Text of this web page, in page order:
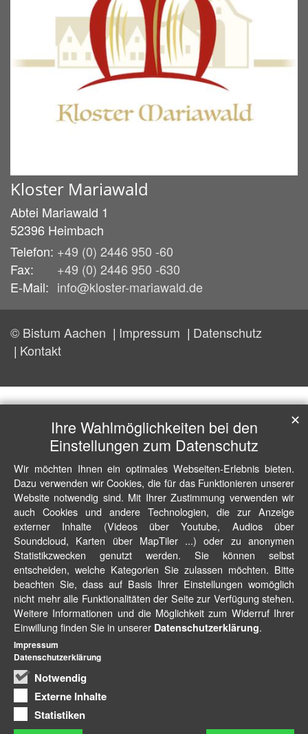
Kloster Mariawald
Abtei Mariawald 1
52396 Heimbach
Telefon: +49 (0) 2446 950 -60
Fax:
+49 (0) 2446 950 -630
E-Mail: info@kloster-mariawald.de
© Bistum Aachen Impressum
Datenschutz
Kontakt
Ihre Wahlmöglichkeiten bei den
Einstellungen zum Datenschutz
Wir möchten Ihnen ein optimales Webseiten-Erlebnis bieten.
Dazu verwenden wir Cookies, die für das Funktionieren unserer
Website notwendig sind. Mit Ihrer Zustimmung verwenden wir
auch Cookies und andere Technologien, die zur Anzeige
externer Inhalte (Videos über Youtube, Audios über
Soundcloud, Karten über MapTiler ...) oder zu anonymen
Statistikzwecken genutzt werden. Sie können selbst
entscheiden, welche Kategorien Sie zulassen möchten. Bitte
beachten Sie, dass auf Basis Ihrer Einstellungen womöglich
nicht mehr alle Funktionalitäten der Seite zur Verfügung stehen.
Weitere Informationen und die Möglichkeit zum Widerruf Ihrer
Einwillung finden Sie in unserer Datenschutzerklärung.
Notwendig
Externe Inhalte
Statistiken
✕
Impressum
Datenschutzerklärung